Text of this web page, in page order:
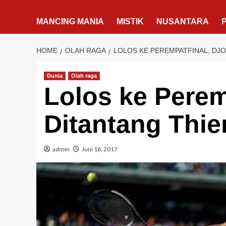
MANCING MANIA MISTIK NUSANTARA
HOME OLAH RAGA LOLOS KE PEREMPATFINAL,
Dunia Olah raga
Lolos ke
Ditantang
admin Juni 18, 2017